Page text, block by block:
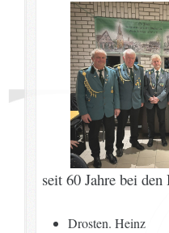
seit 60 Jahre bei
Drosten. Heinz